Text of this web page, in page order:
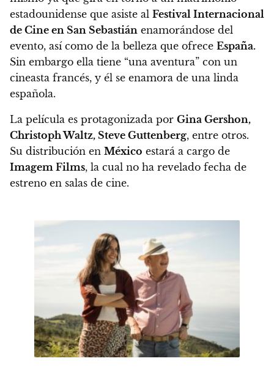
estadounidense que asiste al Festival Internacional
de Cine en San Sebastián enamorándose del
evento, así como de la belleza que ofrece España.
Sin embargo ella tiene “una aventura” con un
cineasta francés, y él se enamora de una linda
española.
La película es protagonizada por Gina Gershon,
Christoph Waltz, Steve Guttenberg, entre otros.
Su distribución en México estará a cargo de
Imagem Films, la cual no ha revelado fecha de
estreno en salas de cine.